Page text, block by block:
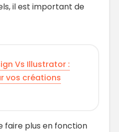
il est important de
Vs Illustrator :
vos créations
faire plus en fonction